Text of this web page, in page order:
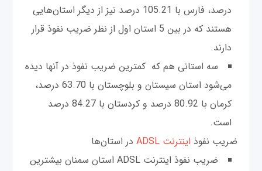
درصد، فارس با 105.21 درصد نیز از دیگر استان‌هایی
هستند که در بین 5 استان اول از نظر ضریب نفوذ قرار
دارند.
سه استانی هم که کمترین ضریب نفوذ در آنها دیده
می‌شود استان سیستان و بلوچستان با 63.70 درصد،
کرمان با 80.92 درصد و کردستان با 84.27 درصد
است.
ضریب نفوذ اینترنت ADSL
در استان‌ها
ضریب نفوذ اینترنت ADSL استان سمنان بیشترین